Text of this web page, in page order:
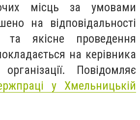
місць за умовами
на відповідальності
та якісне проведення
на керівника
Повідомляє
у Хмельницькій